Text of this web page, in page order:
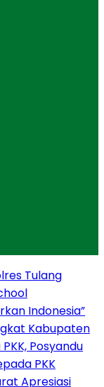
Tulang
Indonesia”
Kabupaten
Posyandu
PKK
Apresiasi